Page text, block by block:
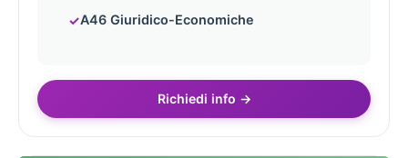
A46 Giuridico-Economiche
Richiedi info →